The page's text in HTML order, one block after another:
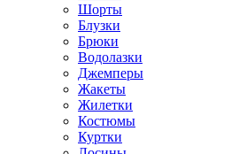
Шорты
Блузки
Брюки
Водолазки
Джемперы
Жакеты
Жилетки
Костюмы
Куртки